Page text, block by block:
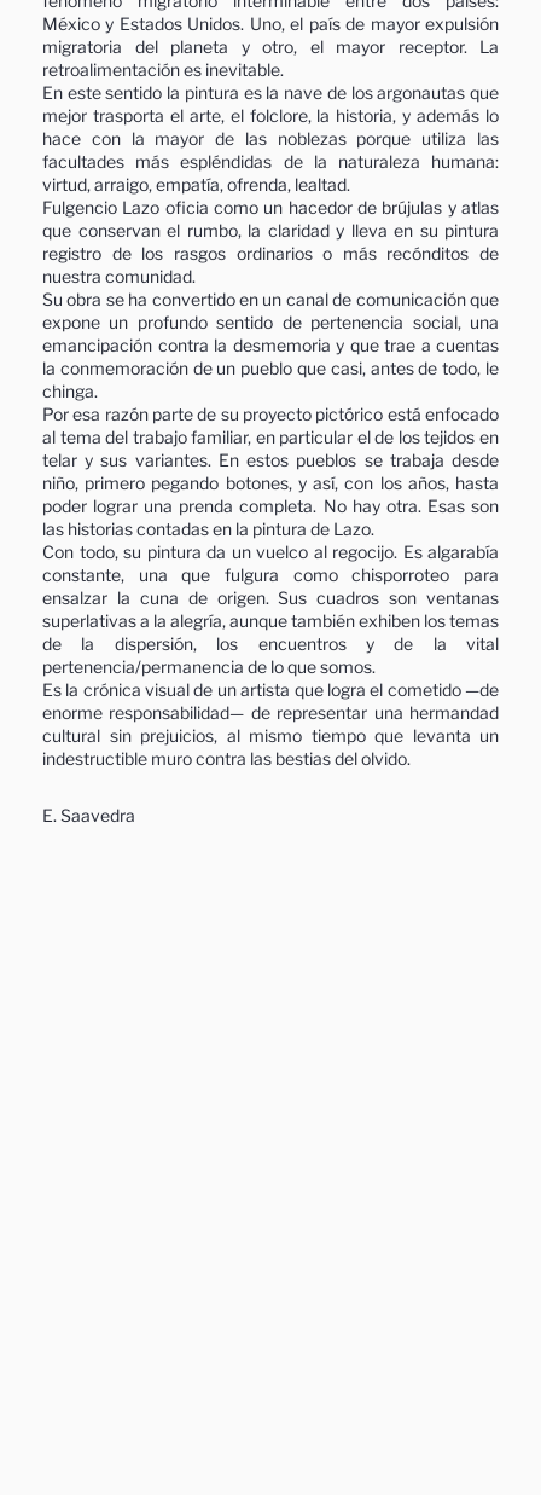
México y Estados Unidos. Uno, el país de mayor expulsión
migratoria del planeta y otro, el mayor receptor. La
retroalimentación es inevitable.
En este sentido la pintura es la nave de los argonautas que
mejor trasporta el arte, el folclore, la historia, y además lo
hace con la mayor de las noblezas porque utiliza las
facultades más espléndidas de la naturaleza humana:
virtud, arraigo, empatía, ofrenda, lealtad.
Fulgencio Lazo oficia como un hacedor de brújulas y atlas
que conservan el rumbo, la claridad y lleva en su pintura
registro de los rasgos ordinarios o más recónditos de
nuestra comunidad.
Su obra se ha convertido en un canal de comunicación que
expone un profundo sentido de pertenencia social, una
emancipación contra la desmemoria y que trae a cuentas
la conmemoración de un pueblo que casi, antes de todo, le
chinga.
Por esa razón parte de su proyecto pictórico está enfocado
al tema del trabajo familiar, en particular el de los tejidos en
telar y sus variantes. En estos pueblos se trabaja desde
niño, primero pegando botones, y así, con los años, hasta
poder lograr una prenda completa. No hay otra. Esas son
las historias contadas en la pintura de Lazo.
Con todo, su pintura da un vuelco al regocijo. Es algarabía
constante, una que fulgura como chisporroteo para
ensalzar la cuna de origen. Sus cuadros son ventanas
superlativas a la alegría, aunque también exhiben los temas
de la dispersión, los encuentros y de la vital
pertenencia/permanencia de lo que somos.
Es la crónica visual de un artista que logra el cometido —de
enorme responsabilidad— de representar una hermandad
cultural sin prejuicios, al mismo tiempo que levanta un
indestructible muro contra las bestias del olvido.
E. Saavedra